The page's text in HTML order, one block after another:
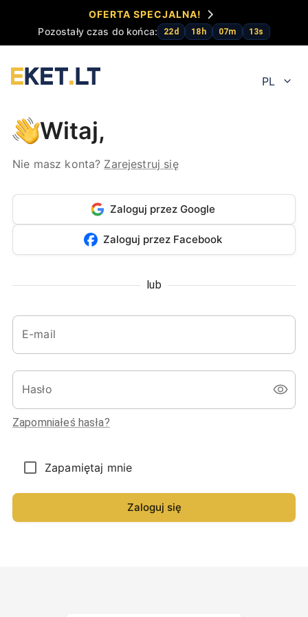
OFERTA SPECJALNA!
Pozostały czas do końca:
22d 18 h 07m 13s
PL
Witaj,
Nie masz konta? Zarejestruj się
Zaloguj przez Google
Zaloguj przez Facebook
lub
E-mail
Hasło
Zapomniałeś hasła?
Zapamiętaj mnie
Zaloguj się